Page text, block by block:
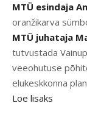
MTÜ esindaja
oranžikarva
MTÜ juhataja
tutvustada
veeohutuse
elukeskkonna
Loe lisaks